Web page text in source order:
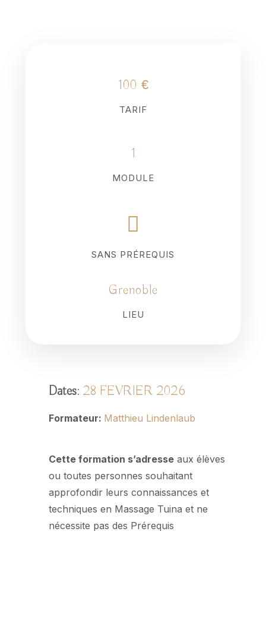
100 €
TARIF
1
MODULE
SANS PRÉREQUIS
Grenoble
LIEU
Dates: 28 FEVRIER 2026
Formateur: Matthieu Lindenlaub
Cette formation s’adresse aux élèves
ou toutes personnes souhaitant
approfondir leurs connaissances et
techniques en Massage Tuina et ne
nécessite pas des Prérequis